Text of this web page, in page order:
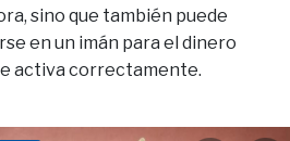
sino que también puede
en un imán para el dinero
activa correctamente.